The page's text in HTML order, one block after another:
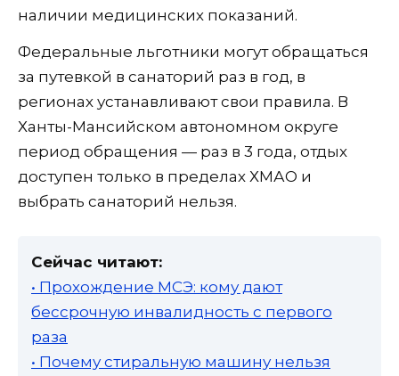
наличии медицинских показаний.
Федеральные льготники могут обращаться
за путевкой в санаторий раз в год, в
регионах устанавливают свои правила. В
Ханты-Мансийском автономном округе
период обращения — раз в 3 года, отдых
доступен только в пределах ХМАО и
выбрать санаторий нельзя.
Сейчас читают:
• Прохождение МСЭ: кому дают
бессрочную инвалидность с первого
раза
• Почему стиральную машину нельзя